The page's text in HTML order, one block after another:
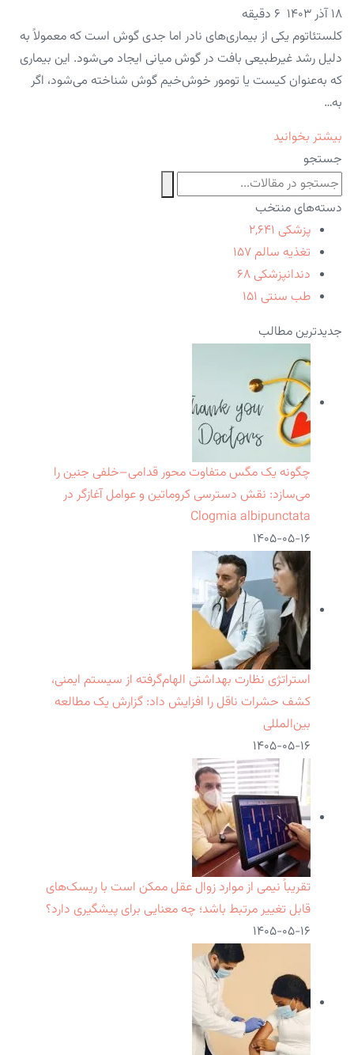
۱۸ آذر ۱۴۰۳
کلستئاتوم یکی از بیماری‌های نادر اما جدی گوش است که معمولاً به
دلیل رشد غیرطبیعی بافت در گوش میانی ایجاد می‌شود. این بیماری
که به‌عنوان کیست یا تومور خوش‌خیم گوش شناخته می‌شود، اگر
به…
بیشتر بخوانید
جستجو
دسته‌های منتخب
پزشکی ۲,۶۴۱
تغذیه سالم ۱۵۷
دندانپزشکی ۶۸
طب سنتی ۱۵۱
جدیدترین مطالب
چگونه یک مگس متفاوت محور قدامی–خلفی جنین را
می‌سازد: نقش دسترسی کروماتین و عوامل آغازگر در
Clogmia albipunctata
۱۴۰۵-۰۵-۱۶
استراتژی نظارت بهداشتی الهام‌گرفته از سیستم ایمنی،
کشف حشرات ناقل را افزایش داد: گزارش یک مطالعه
بین‌المللی
۱۴۰۵-۰۵-۱۶
تقریباً نیمی از موارد زوال عقل ممکن است با ریسک‌های
قابل تغییر مرتبط باشد؛ چه معنایی برای پیشگیری دارد؟
۱۴۰۵-۰۵-۱۶